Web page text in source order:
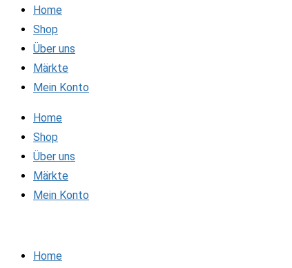
Home
Shop
Über uns
Märkte
Mein Konto
Home
Shop
Über uns
Märkte
Mein Konto
Home